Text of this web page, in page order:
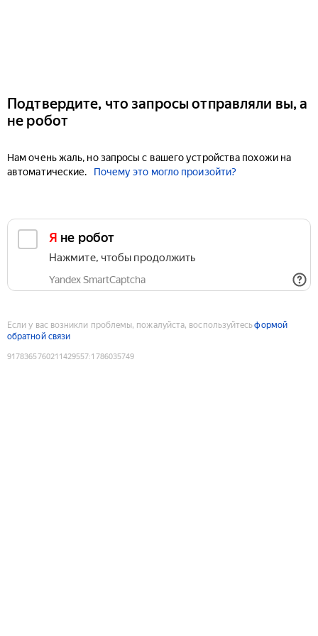
Подтвердите, что запросы отправляли вы, а
не робот
Нам очень жаль, но запросы с вашего устройства похожи на
автоматические.
Почему это могло произойти?
Я не робот
Нажмите, чтобы продолжить
Yandex SmartCaptcha
Если у вас возникли проблемы, пожалуйста, воспользуйтесьформой
обратной связи
9178365760211429557:1786035749